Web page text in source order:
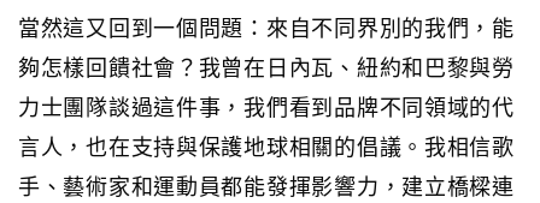
當然這又回到一個問題：來自不同界別的我們，能
夠怎樣回饋社會？我曾在日內瓦、紐約和巴黎與勞
力士團隊談過這件事，我們看到品牌不同領域的代
言人，也在支持與保護地球相關的倡議。我相信歌
手、藝術家和運動員都能發揮影響力，建立橋樑連